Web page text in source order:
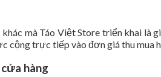
mà Táo Việt Store triển khai là
trực tiếp vào đơn giá thu mua
hàng